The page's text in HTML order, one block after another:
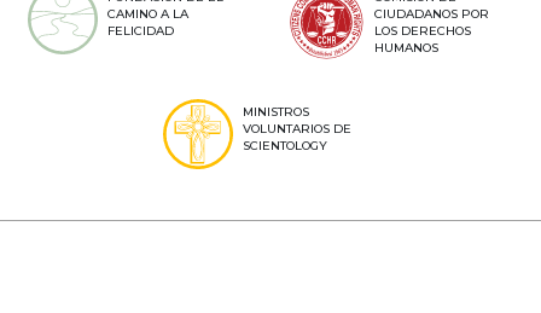
CAMINO A LA
FELICIDAD
CIUDADANOS POR
LOS DERECHOS
HUMANOS
MINISTROS
VOLUNTARIOS DE
SCIENTOLOGY